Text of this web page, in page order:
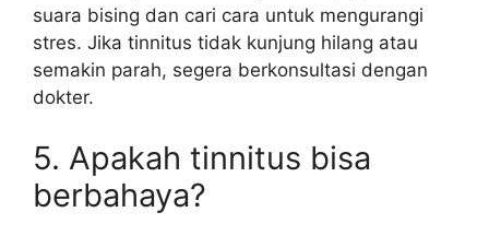
suara bising dan cari cara untuk mengurangi
stres. Jika tinnitus tidak kunjung hilang atau
semakin parah, segera berkonsultasi dengan
dokter.
5. Apakah tinnitus bisa
berbahaya?